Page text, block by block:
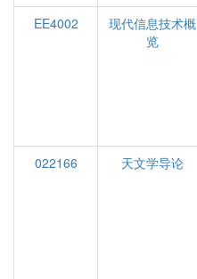
EE4002
现代信息技术概
览
022166
天文学导论